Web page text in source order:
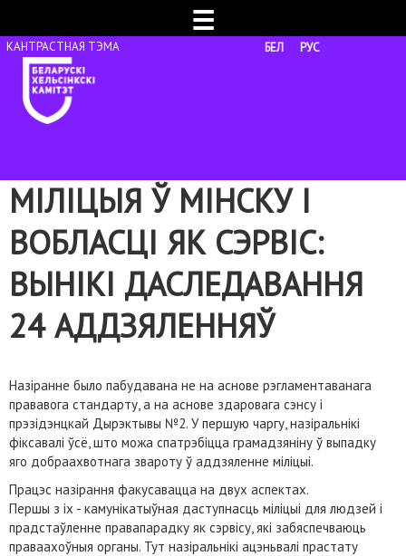
☰
БЕЛ РУС
МІЛІЦЫЯ Ў МІНСКУ І
ВОБЛАСЦІ ЯК СЭРВІС:
ВЫНІКІ ДАСЛЕДАВАННЯ
24 АДДЗЯЛЕННЯЎ
Назіранне было пабудавана не на аснове рэгламентаванага
прававога стандарту, а на аснове здаровага сэнсу і
прэзідэнцкай Дырэктывы №2. У першую чаргу, назіральнікі
фіксавалі ўсё, што можа спатрэбіцца грамадзяніну ў выпадку
яго добраахвотнага звароту ў аддзяленне міліцыі.
Працэс назірання факусавацца на двух аспектах.
Першы з іх - камунікатыўная даступнасць міліцыі для людзей і
прадстаўленне правапарадку як сэрвісу, які забяспечваюць
праваахоўныя органы. Тут назіральнікі ацэньвалі прастату